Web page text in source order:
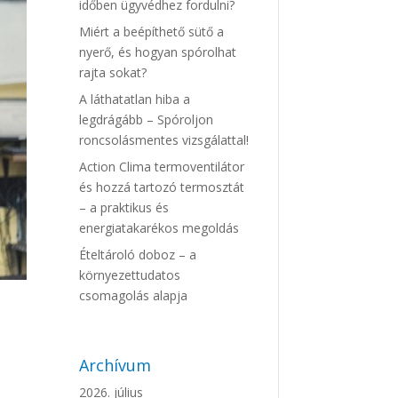
időben ügyvédhez fordulni?
Miért a beépíthető sütő a
nyerő, és hogyan spórolhat
rajta sokat?
A láthatatlan hiba a
legdrágább – Spóroljon
roncsolásmentes vizsgálattal!
Action Clima termoventilátor
és hozzá tartozó termosztát
– a praktikus és
energiatakarékos megoldás
Ételtároló doboz – a
környezettudatos
csomagolás alapja
Archívum
2026. július